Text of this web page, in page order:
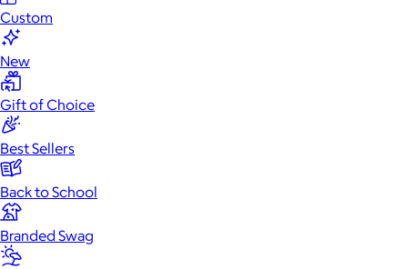
Custom
New
Gift of Choice
Best Sellers
Back to School
Branded Swag